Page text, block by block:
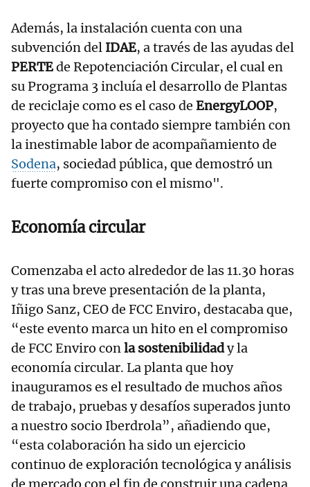
Además, la instalación cuenta con una
subvención del IDAE, a través de las ayudas del
PERTEde Repotenciación Circular, el cual en
su Programa 3 incluía el desarrollo de Plantas
de reciclaje como es el caso de EnergyLOOP,
proyecto que ha contado siempre también con
la inestimable labor de acompañamiento de
Sodena, sociedad pública, que demostró un
fuerte compromiso con el mismo".
Economía circular
Comenzaba el acto alrededor de las 11.30 horas
y tras una breve presentación de la planta,
Iñigo Sanz, CEO de FCC Enviro, destacaba que,
“este evento marca un hito en el compromiso
de FCC Enviro conla sostenibilidady la
economía circular. La planta que hoy
inauguramos es el resultado de muchos años
de trabajo, pruebas y desafíos superados junto
a nuestro socio Iberdrola”, añadiendo que,
“esta colaboración ha sido un ejercicio
continuo de exploración tecnológica y análisis